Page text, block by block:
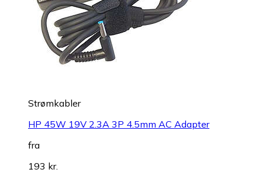
Strømkabler
HP 45W 19V 2.3A 3P 4.5mm AC Adapter
fra
193 kr.